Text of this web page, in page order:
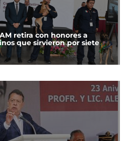
retira con honores a
que sirvieron por siete